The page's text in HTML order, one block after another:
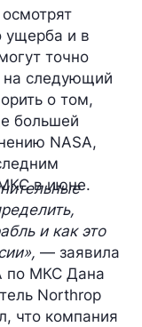
ущерба и в
точно
на следующий
о том,
большей
NASA,
МКСв июне.
и как это
— заявила
по МКС Дана
Northrop
что компания